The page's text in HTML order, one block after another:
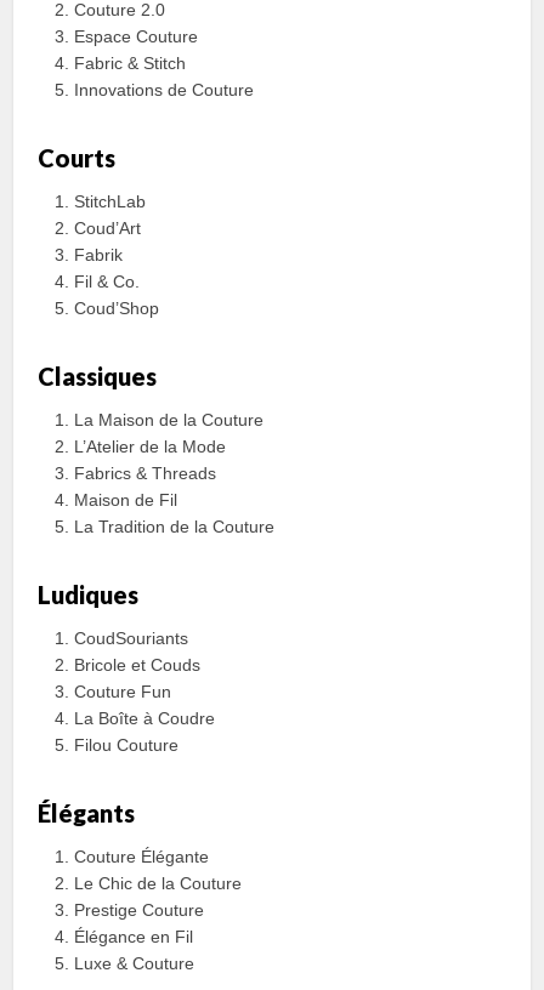
Couture 2.0
Espace Couture
Fabric & Stitch
Innovations de Couture
Courts
StitchLab
Coud’Art
Fabrik
Fil & Co.
Coud’Shop
Classiques
La Maison de la Couture
L’Atelier de la Mode
Fabrics & Threads
Maison de Fil
La Tradition de la Couture
Ludiques
CoudSouriants
Bricole et Couds
Couture Fun
La Boîte à Coudre
Filou Couture
Élégants
Couture Élégante
Le Chic de la Couture
Prestige Couture
Élégance en Fil
Luxe & Couture